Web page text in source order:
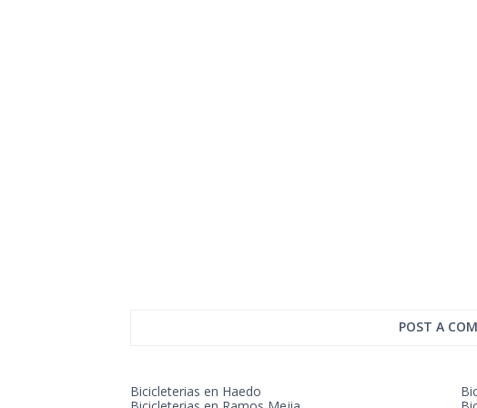
POST A
Bicicleterias en Haedo